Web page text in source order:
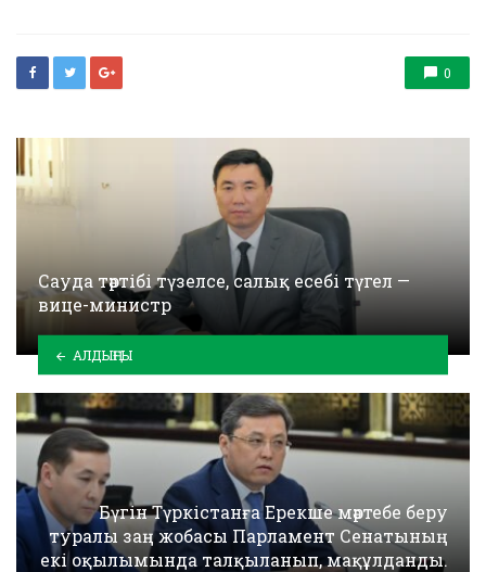
0
Сауда тәртібі түзелсе, салық есебі түгел —
вице-министр
АЛДЫҢҒЫ
Бүгін Түркістанға Ерекше мәртебе беру
туралы заң жобасы Парламент Сенатының
екі оқылымында талқыланып, мақұлданды.